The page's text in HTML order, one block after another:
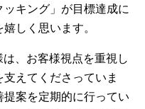
キング」が目標達成に
しく思います。
、お客様視点を重視し
えてくださっていま
案を定期的に行ってい